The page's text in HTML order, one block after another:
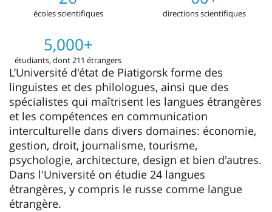
écoles scientifiques directions scientifiques
5,000+
étudiants, dont 211 étrangers
L’Université d'état de Piatigorsk forme des
linguistes et des philologues, ainsi que des
spécialistes qui maîtrisent les langues étrangères
et les compétences en communication
interculturelle dans divers domaines: économie,
gestion, droit, journalisme, tourisme,
psychologie, architecture, design et bien d'autres.
Dans l'Université on étudie 24 langues
étrangères, y compris le russe comme langue
étrangère.